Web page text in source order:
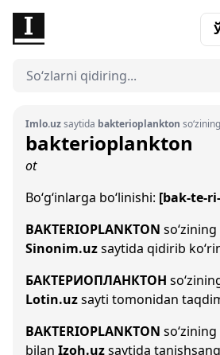
Imlo.uzsaytida bakterioplankton
bakterioplankton
ot
Bo‘g‘inlarga bo‘linishi: [bak-te-
BAKTERIOPLANKTON
Sinonim.uzsaytida qidirib
БАКТЕРИОПЛАНКТОН
Lotin.uzsayti tomonidan
BAKTERIOPLANKTON
bilan Izoh.uzsaytida